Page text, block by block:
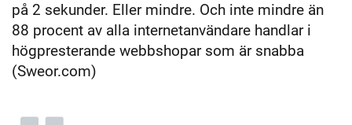
på 2 sekunder. Eller mindre. Och inte mindre än
88 procent av alla internetanvändare handlar i
högpresterande webbshopar som är snabba
(Sweor.com)